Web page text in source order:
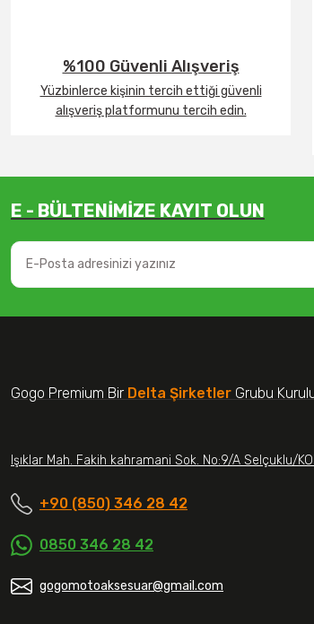
%100 Güvenli Alışveriş
Yüzbinlerce kişinin tercih ettiği güvenli
alışveriş platformunu tercih edin.
E - BÜLTENİMİZE KAYIT OLUN
Gogo Premium Bir Delta Şirketler Grubu
Işıklar Mah. Fakih kahramani Sok. No:9/A Selçuklu/
+90 (850) 346 28 42
0850 346 28 42
gogomotoaksesuar@gmail.com